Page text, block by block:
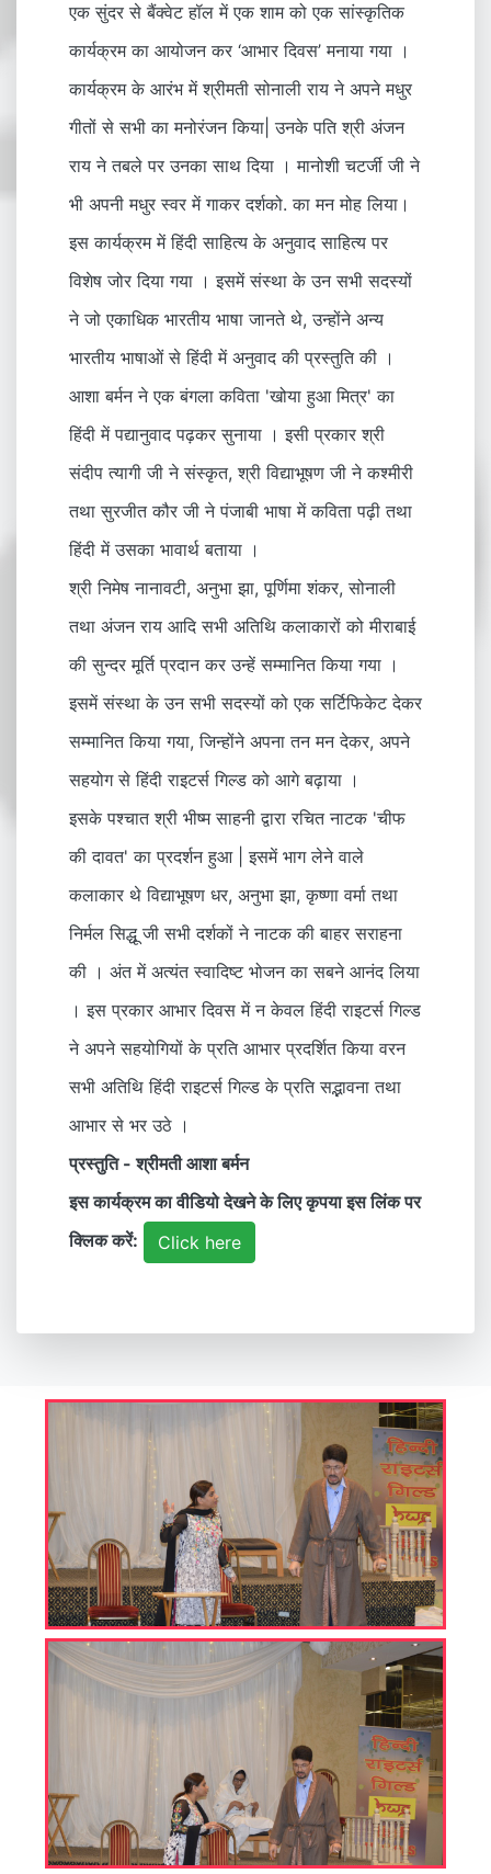
एक सुंदर से बैंक्वेट हॉल में एक शाम को एक सांस्कृतिक
कार्यक्रम का आयोजन कर ‘आभार दिवस’ मनाया गया ।
कार्यक्रम के आरंभ में श्रीमती सोनाली राय ने अपने मधुर
गीतों से सभी का मनोरंजन किया| उनके पति श्री अंजन
राय ने तबले पर उनका साथ दिया । मानोशी चटर्जी जी ने
भी अपनी मधुर स्वर में गाकर दर्शको. का मन मोह लिया।
इस कार्यक्रम में हिंदी साहित्य के अनुवाद साहित्य पर
विशेष जोर दिया गया । इसमें संस्था के उन सभी सदस्यों
ने जो एकाधिक भारतीय भाषा जानते थे, उन्होंने अन्य
भारतीय भाषाओं से हिंदी में अनुवाद की प्रस्तुति की ।
आशा बर्मन ने एक बंगला कविता 'खोया हुआ मित्र' का
हिंदी में पद्यानुवाद पढ़कर सुनाया । इसी प्रकार श्री
संदीप त्यागी जी ने संस्कृत, श्री विद्याभूषण जी ने कश्मीरी
तथा सुरजीत कौर जी ने पंजाबी भाषा में कविता पढ़ी तथा
हिंदी में उसका भावार्थ बताया ।
श्री निमेष नानावटी, अनुभा झा, पूर्णिमा शंकर, सोनाली
तथा अंजन राय आदि सभी अतिथि कलाकारों को मीराबाई
की सुन्दर मूर्ति प्रदान कर उन्हें सम्मानित किया गया ।
इसमें संस्था के उन सभी सदस्यों को एक सर्टिफिकेट देकर
सम्मानित किया गया, जिन्होंने अपना तन मन देकर, अपने
सहयोग से हिंदी राइटर्स गिल्ड को आगे बढ़ाया ।
इसके पश्चात श्री भीष्म साहनी द्वारा रचित नाटक 'चीफ
की दावत' का प्रदर्शन हुआ | इसमें भाग लेने वाले
कलाकार थे विद्याभूषण धर, अनुभा झा, कृष्णा वर्मा तथा
निर्मल सिद्धू जी सभी दर्शकों ने नाटक की बाहर सराहना
की । अंत में अत्यंत स्वादिष्ट भोजन का सबने आनंद लिया
। इस प्रकार आभार दिवस में न केवल हिंदी राइटर्स गिल्ड
ने अपने सहयोगियों के प्रति आभार प्रदर्शित किया वरन
सभी अतिथि हिंदी राइटर्स गिल्ड के प्रति सद्भावना तथा
आभार से भर उठे ।
प्रस्तुति - श्रीमती आशा बर्मन
इस कार्यक्रम का वीडियो देखने के लिए कृपया इस लिंक पर
क्लिक करें:
Click here